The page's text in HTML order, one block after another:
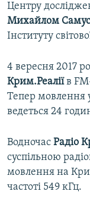
Центру
Михайлом
Інституту
4 вересня 2017
Крим.Реаліїв
Тепер мовлення
ведеться 24
Водночас Радіо
суспільною
мовлення на
частоті 549 кГц.